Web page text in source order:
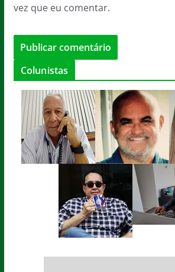
vez que eu comentar.
Colunistas